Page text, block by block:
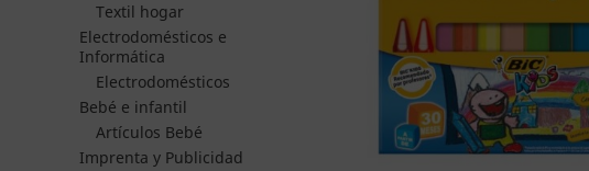
Textil hogar
Electrodomésticos e
Informática
Electrodomésticos
Bebé e infantil
Artículos Bebé
Imprenta y Publicidad